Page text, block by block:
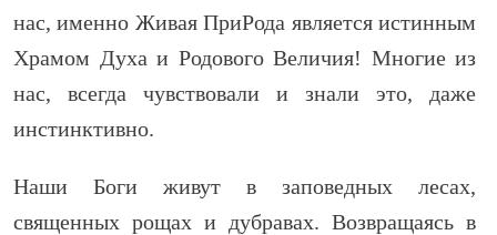
нас, именно Живая ПриРода является истинным
Храмом Духа и Родового Величия! Многие из
нас, всегда чувствовали и знали это, даже
инстинктивно.
Наши Боги живут в заповедных лесах,
священных рощах и дубравах. Возвращаясь в